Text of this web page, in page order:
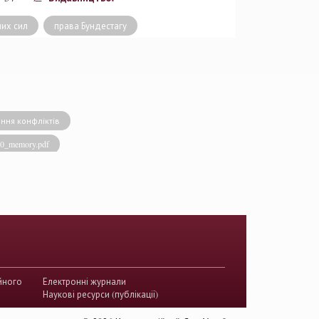
сил права Бундестагу
конфліктів
акти КСУ
України
судочинства
Електронні журнали
Наукові ресурси (публікації)